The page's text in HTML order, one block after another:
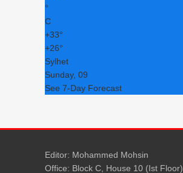
°
C
+33°
+26°
Sylhet
Sunday, 09
See 7-Day Forecast
Editor: Mohammed Mohsin
Office: Block C, House 10 (Ist Floor)